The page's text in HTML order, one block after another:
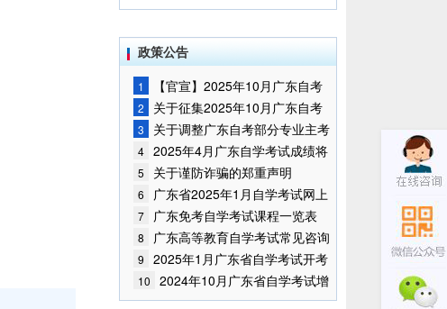
政策公告
1
【官宣】2025年10月广东自考
报名时间通知
2
关于征集2025年10月广东自考
增加开考停考专业部分课程意向的
通告
3
关于调整广东自考部分专业主考
学校的通知
4 2025年4月广东自学考试成绩将
于5月9日公布
5 关于谨防诈骗的郑重声明
6
广东省2025年1月自学考试网上
报名报考须知
7 广东免考自学考试课程一览表
8
广东高等教育自学考试常见咨询
问题
9
2025年1月广东省自学考试开考
课程考试时间安排和使用教材的通
知
10
2024年10月广东省自学考试增
加一门开考课程的通告